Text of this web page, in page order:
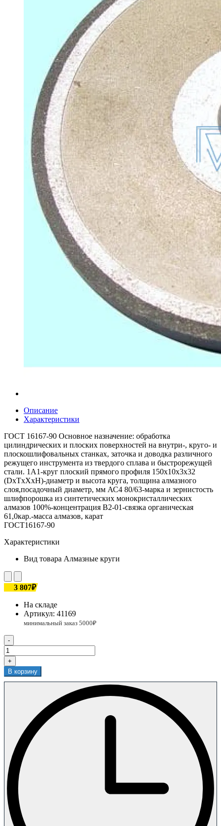
Описание
Характеристики
ГОСТ 16167-90 Основное назначение: обработка
цилиндрических и плоских поверхностей на внутри-, круго- и
плоскошлифовальных станках, заточка и доводка различного
режущего инструмента из твердого сплава и быстрорежущей
стали. 1А1-круг плоский прямого профиля 150х10х3х32
(DxTxXxH)-диаметр и высота круга, толщина алмазного
слоя,посадочный диаметр, мм АС4 80/63-марка и зернистость
шлифпорошка из синтетических монокристаллических
алмазов 100%-концентрация В2-01-связка органическая
61,0кар.-масса алмазов, карат
ГОСТ16167-90
Характеристики
Вид товара Алмазные круги
3 807₽
На складе
Артикул: 41169
-
+
В корзину